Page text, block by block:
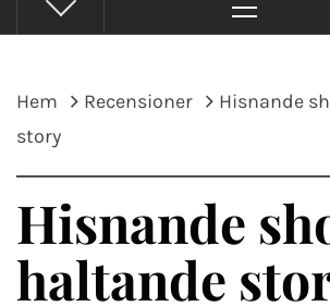
meny
Hem Recensioner
Hisnande
story
Hisnande
haltande